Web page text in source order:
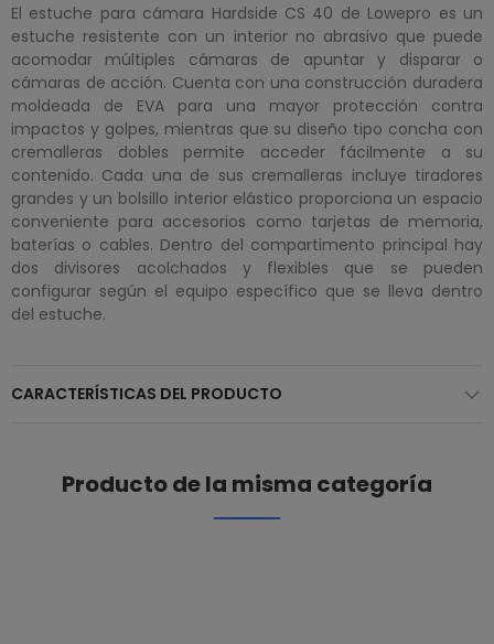
El estuche para cámara Hardside CS 40 de Lowepro es un
estuche resistente con un interior no abrasivo que puede
acomodar múltiples cámaras de apuntar y disparar o
cámaras de acción. Cuenta con una construcción duradera
moldeada de EVA para una mayor protección contra
impactos y golpes, mientras que su diseño tipo concha con
cremalleras dobles permite acceder fácilmente a su
contenido. Cada una de sus cremalleras incluye tiradores
grandes y un bolsillo interior elástico proporciona un espacio
conveniente para accesorios como tarjetas de memoria,
baterías o cables. Dentro del compartimento principal hay
dos divisores acolchados y flexibles que se pueden
configurar según el equipo específico que se lleva dentro
del estuche.
CARACTERÍSTICAS DEL PRODUCTO
Producto de la misma categoría